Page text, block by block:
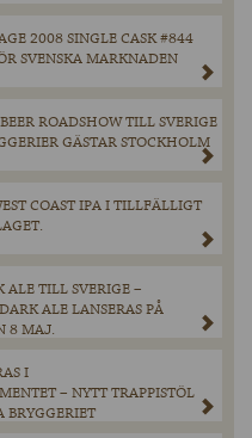
2008 SINGLE CASK #844
SVENSKA MARKNADEN
ROADSHOW TILL SVERIGE
GÄSTAR STOCKHOLM
COAST IPA I TILLFÄLLIGT
ALE TILL SVERIGE –
ALE LANSERAS PÅ
8 MAJ.
I
– NYTT TRAPPISTÖL
BRYGGERIET